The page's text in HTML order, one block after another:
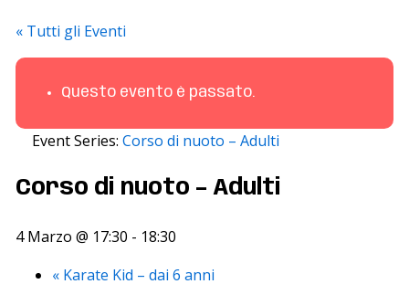
« Tutti gli Eventi
Questo evento è passato.
Event Series: Corso di nuoto – Adulti
Corso di nuoto – Adulti
4 Marzo @ 17:30 - 18:30
«Karate Kid – dai 6 anni